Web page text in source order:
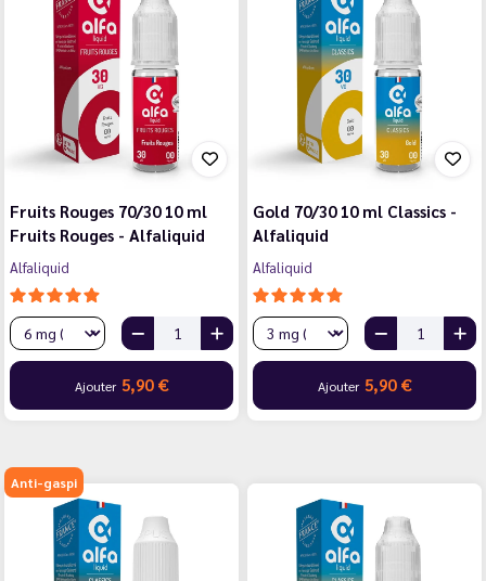
Fruits Rouges 70/30 10 ml
Fruits Rouges - Alfaliquid
Alfaliquid
Ajouter 5,90 €
Gold 70/30 10 ml Classics -
Alfaliquid
Alfaliquid
Ajouter 5,90 €
Anti-gaspi